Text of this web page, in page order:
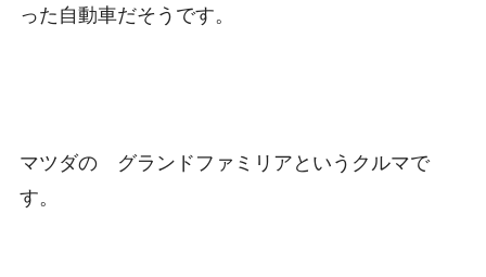
った自動車だそうです。
マツダの グランドファミリアというクルマで
す。